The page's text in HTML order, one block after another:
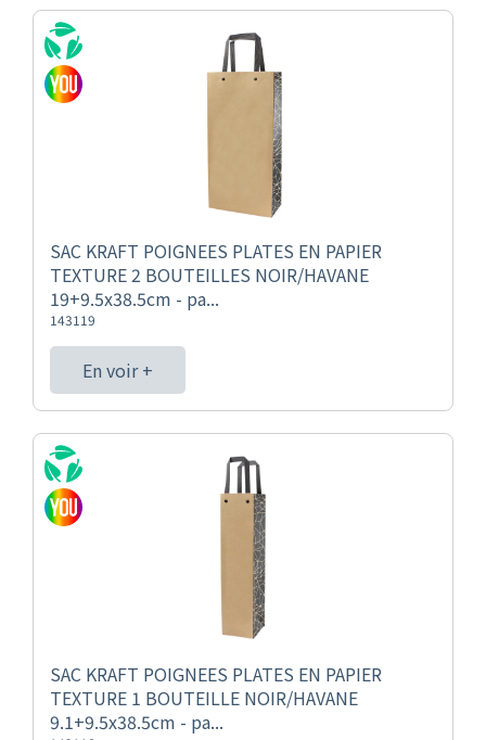
SAC KRAFT POIGNEES PLATES EN PAPIER
TEXTURE 2 BOUTEILLES NOIR/HAVANE
19+9.5x38.5cm - pa...
143119
En voir +
SAC KRAFT POIGNEES PLATES EN PAPIER
TEXTURE 1 BOUTEILLE NOIR/HAVANE
9.1+9.5x38.5cm - pa...